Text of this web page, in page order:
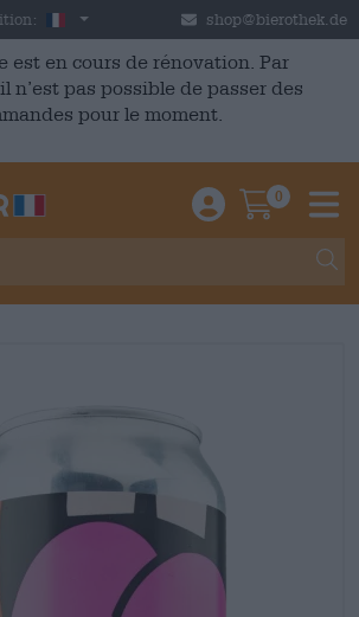
France shop@bierothek.de
est en cours de rénovation. Par
n’est pas possible de passer des
pour le moment.
Einloggen /
0